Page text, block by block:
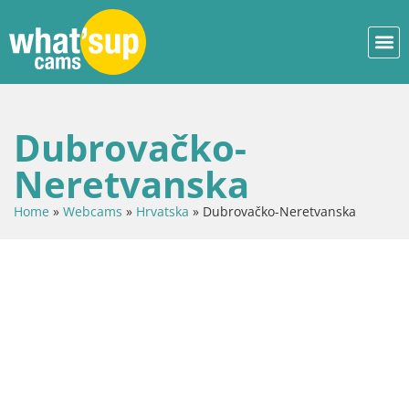
Dubrovačko-
Neretvanska
Home » Webcams » Hrvatska » Dubrovačko-Neretvanska